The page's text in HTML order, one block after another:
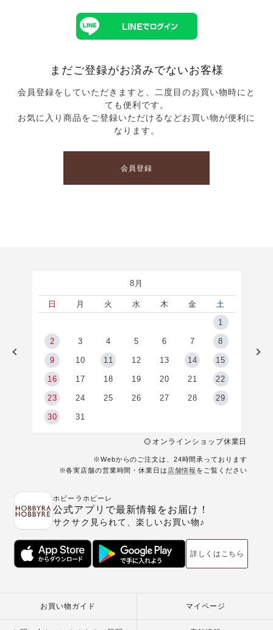
まだご登録がお済みでないお客様
会員登録をしていただきますと、二度目のお買い物時にと
ても便利です。
お気に入り商品をご登録いただけるなどお買い物が便利に
なります。
会員登録
8月
日 月 火 水 木 金
土
1
2 3 4 5 6 7 8
9 10 11 12 13 14 15
16 17 18 19 20 21 22
23 24 25 26 27 28 29
30 31
オンラインショップ休業日
※Webからのご注文は、24時間承っております
※各実店舗の営業時間・休業日は 店舗情報 をご覧ください
ホビーラホビーレ
公式アプリで最新情報をお届け！
サクサク見られて、楽しいお買い物♪
詳しくはこちら
お買い物ガイド マイページ